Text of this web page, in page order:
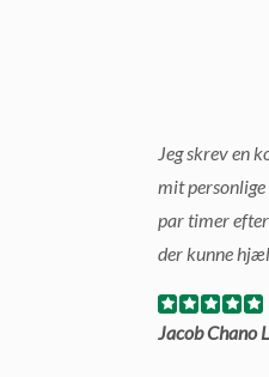
Jeg skrev en
mit
par timer
der kunne
Jacob Chano